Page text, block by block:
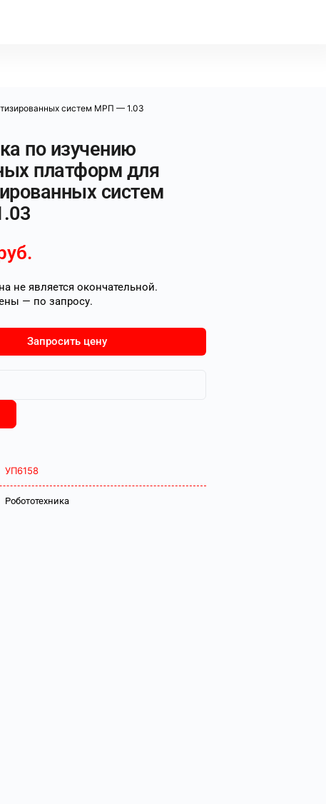
систем МРП — 1.03
по изучению
платформ для
систем
не является окончательной.
— по запросу.
Запросить цену
УП6158
Робототехника